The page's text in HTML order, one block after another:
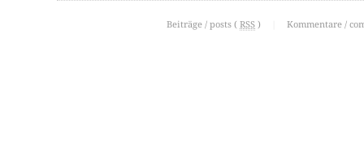
Beiträge / posts ( RSS ) Kommentare /